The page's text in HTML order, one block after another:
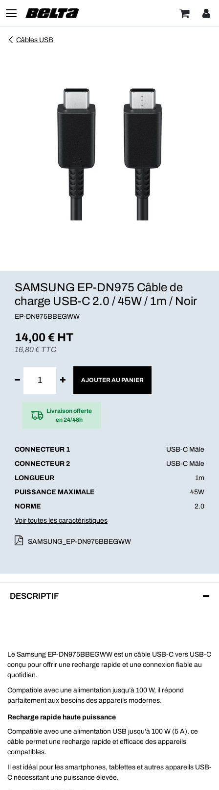
Câbles USB
SAMSUNG EP-DN975 Câble de
charge USB-C 2.0 / 45W / 1m / Noir
EP-DN975BBEGWW
14,00€ HT
16,80€ TTC
AJOUTER AU PANIER
Livraison offerte
en 24/48h
CONNECTEUR 1
USB-C Mâle
CONNECTEUR 2
USB-C Mâle
LONGUEUR
1m
PUISSANCE MAXIMALE
45W
NORME
2.0
Voir toutes les caractéristiques
SAMSUNG_EP-DN975BBEGWW
DESCRIPTIF
Le Samsung EP-DN975BBEGWW est un câble USB-C vers USB-C
conçu pour offrir une recharge rapide et une connexion fiable au
quotidien.
Compatible avec une alimentation jusqu’à 100 W, il répond
parfaitement aux besoins des appareils modernes.
Recharge rapide haute puissance
Compatible avec une alimentation USB jusqu’à 100 W (5 A), ce
câble permet une recharge rapide et efficace des appareils
compatibles.
Il est idéal pour les smartphones, tablettes et autres appareils USB-
C nécessitant une puissance élevée.